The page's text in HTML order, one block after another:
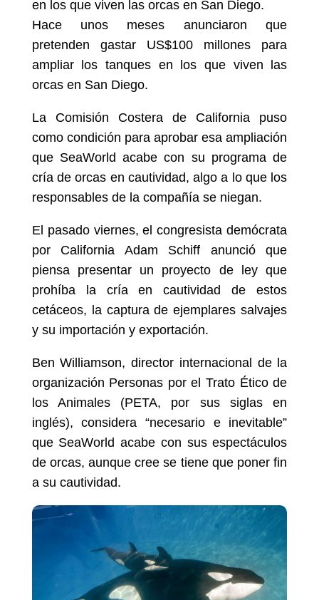
en los que viven las orcas en San Diego.
Hace unos meses anunciaron que
pretenden gastar US$100 millones para
ampliar los tanques en los que viven las
orcas en San Diego.
La Comisión Costera de California puso
como condición para aprobar esa ampliación
que SeaWorld acabe con su programa de
cría de orcas en cautividad, algo a lo que los
responsables de la compañía se niegan.
El pasado viernes, el congresista demócrata
por California Adam Schiff anunció que
piensa presentar un proyecto de ley que
prohíba la cría en cautividad de estos
cetáceos, la captura de ejemplares salvajes
y su importación y exportación.
Ben Williamson, director internacional de la
organización Personas por el Trato Ético de
los Animales (PETA, por sus siglas en
inglés), considera “necesario e inevitable”
que SeaWorld acabe con sus espectáculos
de orcas, aunque cree se tiene que poner fin
a su cautividad.